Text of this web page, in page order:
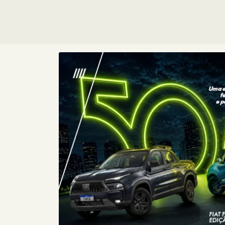
Consórcio
Fiat
Com o Consórcio Fiat, você pode
conquistar seu carro zero com
planos sem entrada e parcelas
sem juros, além de toda a
confiança que a Fiat oferece.
+